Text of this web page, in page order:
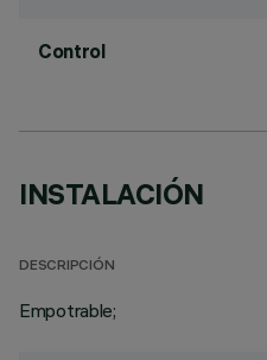
Control
INSTALACIÓN
DESCRIPCIÓN
Empotrable;